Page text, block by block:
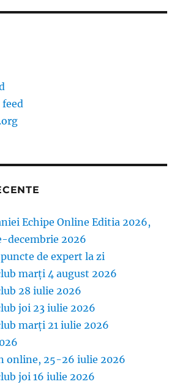
Echipe Online Editia 2026,
decembrie 2026
de expert la zi
marți 4 august 2026
28 iulie 2026
joi 23 iulie 2026
marți 21 iulie 2026
online, 25-26 iulie 2026
joi 16 iulie 2026